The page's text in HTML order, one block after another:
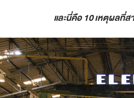
และนี่คือ 10เหตุผลที่ส